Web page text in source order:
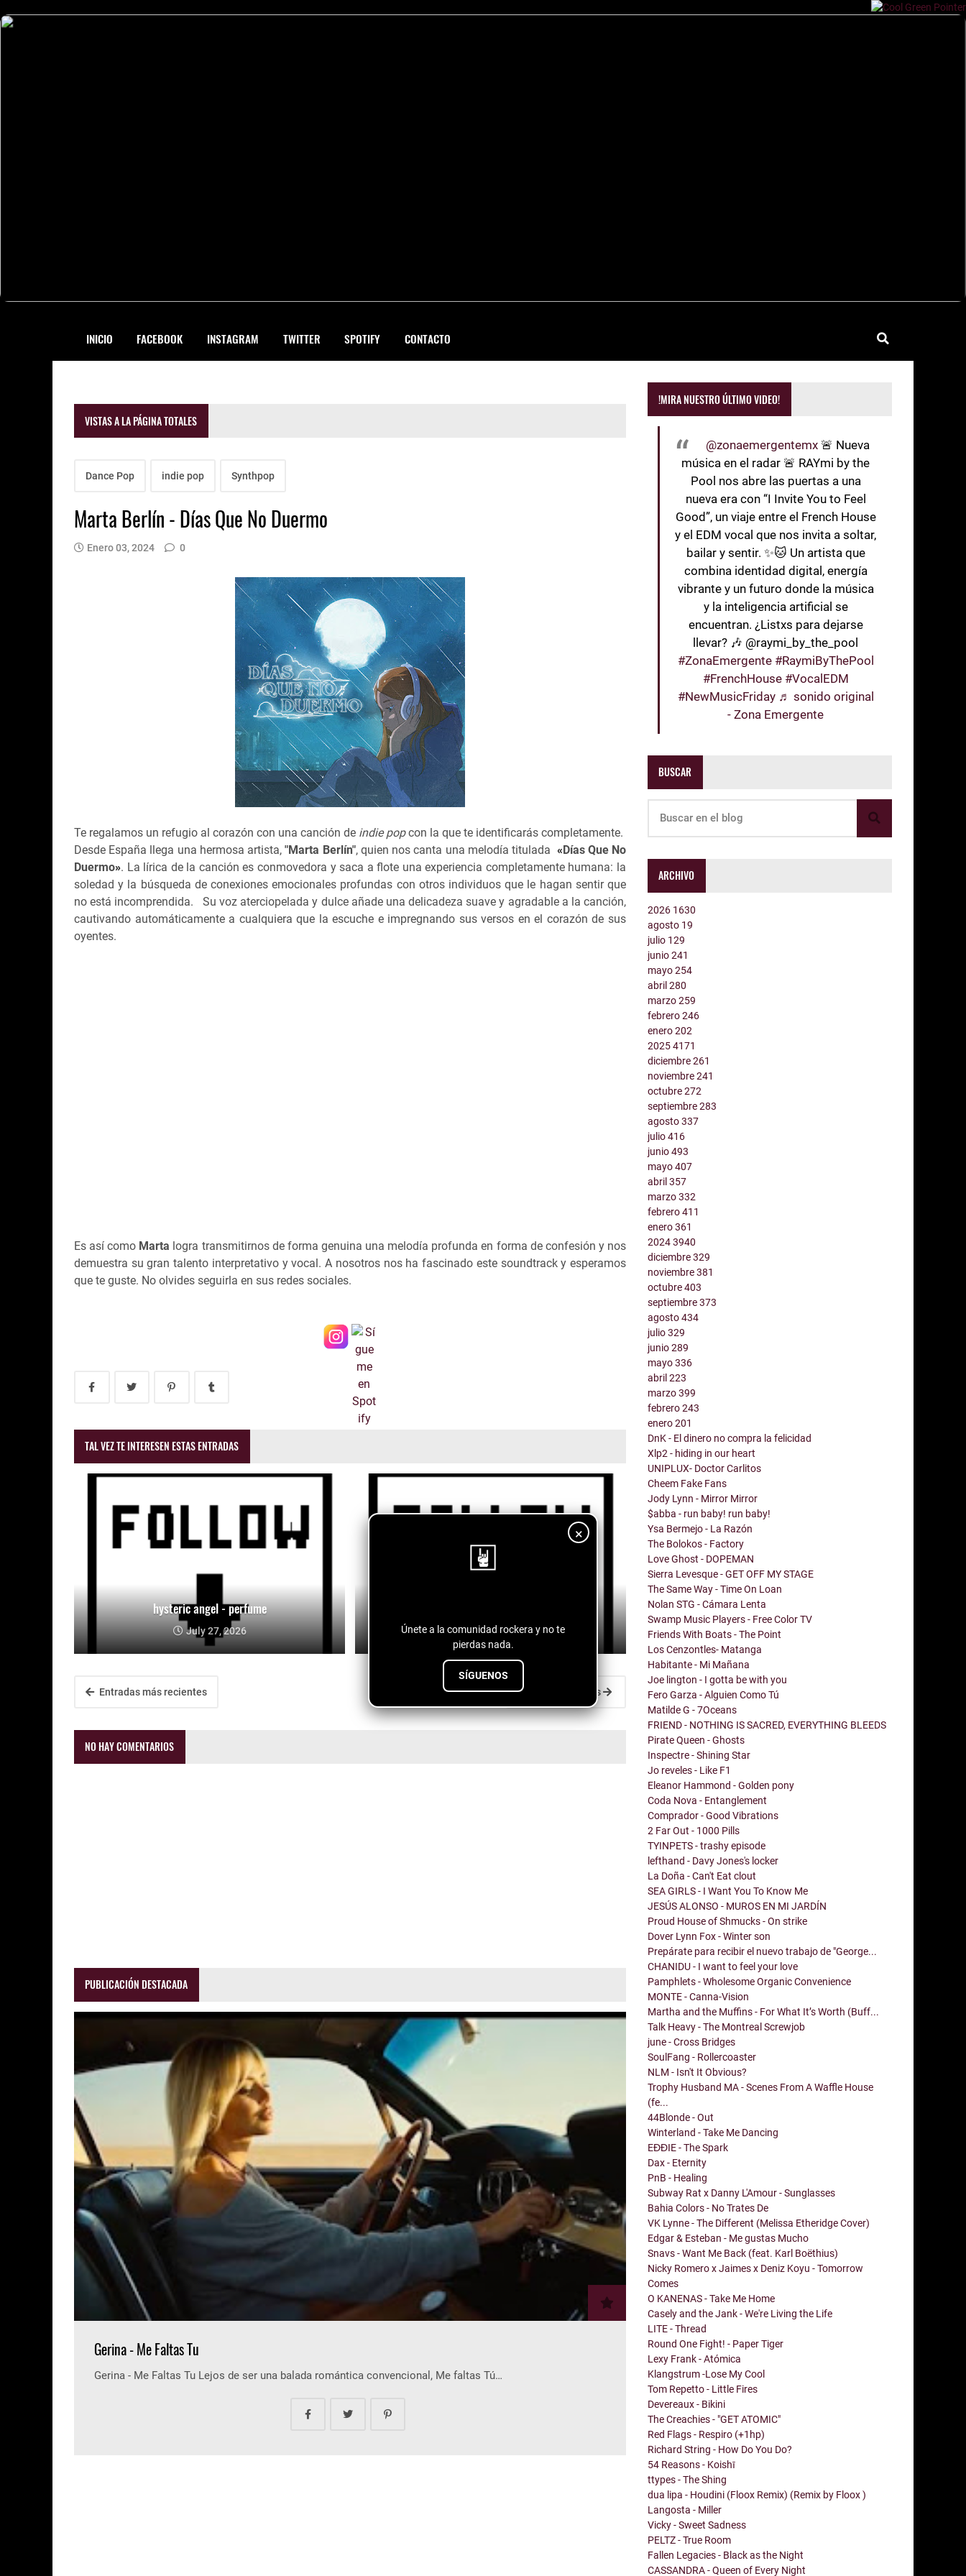
INICIO FACEBOOK INSTAGRAM TWITTER SPOTIFY CONTACTO
×
Únete a la comunidad rockera y no te
pierdas nada.
SÍGUENOS
VISTAS A LA PÁGINA TOTALES
Dance Pop indie pop Synthpop
Marta Berlín - Días Que No Duermo
Enero 03, 2024 0
Te regalamos un refugio al corazón con una canción de indie popcon la que te identificarás completamente.
Desde España llega una hermosa artista,"Marta Berlín", quien nos canta una melodía titulada «Días Que No
Duermo». La lírica de la canción es conmovedora y saca a flote una experiencia completamente humana: la
soledad y la búsqueda de conexiones emocionales profundas con otros individuos que le hagan sentir que
no está incomprendida.
Su voz aterciopelada y dulce añade una delicadeza suave y agradable a la canción,
cautivando automáticamente a cualquiera que la escuche e impregnando sus versos en el corazón de sus
oyentes.
Es así como Marta logra transmitirnos de forma genuina una melodía profunda en forma de confesión y nos
demuestra su gran talento interpretativo y vocal. A nosotros nos ha fascinado este soundtrack y esperamos
que te guste. No olvides seguirla en sus redes sociales.
TAL VEZ TE INTERESEN ESTAS ENTRADAS
hysteric angel - perfume
July 27, 2026 July 11, 2026
Entradas más recientes Entradas antiguas
NO HAY COMENTARIOS
PUBLICACIÓN DESTACADA
Gerina - Me Faltas Tu
Gerina - Me Faltas Tu Lejos de ser una balada romántica convencional, Me faltas Tú…
!MIRA NUESTRO ÚLTIMO VIDEO!
@zonaemergentemx 🚨 Nueva
música en el radar 🚨 RAYmi by the
Pool nos abre las puertas a una
nueva era con “I Invite You to Feel
Good”, un viaje entre el French House
y el EDM vocal que nos invita a soltar,
bailar y sentir. ✨🐱 Un artista que
combina identidad digital, energía
vibrante y un futuro donde la música
y la inteligencia artificial se
encuentran. ¿Listxs para dejarse
llevar? 🎶 @raymi_by_the_pool
#ZonaEmergente #RaymiByThePool
#FrenchHouse #VocalEDM
#NewMusicFriday ♬ sonido original
- Zona Emergente
BUSCAR
ARCHIVO
2026 1630
agosto 19
julio 129
junio241
mayo254
abril280
marzo259
febrero246
enero202
20254171
diciembre261
noviembre241
octubre272
septiembre283
agosto337
julio416
junio493
mayo407
abril357
marzo332
febrero411
enero361
20243940
diciembre329
noviembre381
octubre403
septiembre373
agosto434
julio329
junio289
mayo336
abril223
marzo399
febrero243
enero201
DnK - El dinero no compra la felicidad
Xlp2 - hiding in our heart
UNIPLUX- Doctor Carlitos
Cheem Fake Fans
Jody Lynn - Mirror Mirror
$abba - run baby! run baby!
Ysa Bermejo - La Razón
The Bolokos - Factory
Love Ghost - DOPEMAN
Sierra Levesque - GET OFF MY STAGE
The Same Way - Time On Loan
Nolan STG - Cámara Lenta
Swamp Music Players - Free Color TV
Friends With Boats - The Point
Los Cenzontles- Matanga
Habitante - Mi Mañana
Joe lington - I gotta be with you
Fero Garza - Alguien Como Tú
Matilde G - 7Oceans
FRIEND - NOTHING IS SACRED, EVERYTHING BLEEDS
Pirate Queen - Ghosts
Inspectre - Shining Star
Jo reveles - Like F1
Eleanor Hammond - Golden pony
Coda Nova - Entanglement
Comprador - Good Vibrations
2 Far Out - 1000 Pills
TYINPETS - trashy episode
lefthand - Davy Jones's locker
La Doña - Can't Eat clout
SEA GIRLS - I Want You To Know Me
JESÚS ALONSO - MUROS EN MI JARDÍN
Proud House of Shmucks - On strike
Dover Lynn Fox - Winter son
Prepárate para recibir el nuevo trabajo de "George...
CHANIDU - I want to feel your love
Pamphlets - Wholesome Organic Convenience
MONTE - Canna-Vision
Martha and the Muffins - For What It’s Worth (Buff...
Talk Heavy - The Montreal Screwjob
june - Cross Bridges
SoulFang - Rollercoaster
NLM - Isn't It Obvious?
Trophy Husband MA - Scenes From A Waffle House
(fe...
44Blonde - Out
Winterland - Take Me Dancing
EĐĐIE - The Spark
Dax - Eternity
PnB - Healing
Subway Rat x Danny L'Amour - Sunglasses
Bahia Colors - No Trates De
VK Lynne - The Different (Melissa Etheridge Cover)
Edgar & Esteban - Me gustas Mucho
Snavs - Want Me Back (feat. Karl Boëthius)
Nicky Romero x Jaimes x Deniz Koyu - Tomorrow
Comes
O KANENAS - Take Me Home
Casely and the Jank - We're Living the Life
LITE - Thread
Round One Fight! - Paper Tiger
Lexy Frank - Atómica
Klangstrum -Lose My Cool
Tom Repetto - Little Fires
Devereaux - Bikini
The Creachies - "GET ATOMIC"
Red Flags - Respiro (+1hp)
Richard String - How Do You Do?
54 Reasons - Koishī
ttypes - The Shing
dua lipa - Houdini (Floox Remix) (Remix by Floox )
Langosta - Miller
Vicky - Sweet Sadness
PELTZ - True Room
Fallen Legacies - Black as the Night
CASSANDRA - Queen of Every Night